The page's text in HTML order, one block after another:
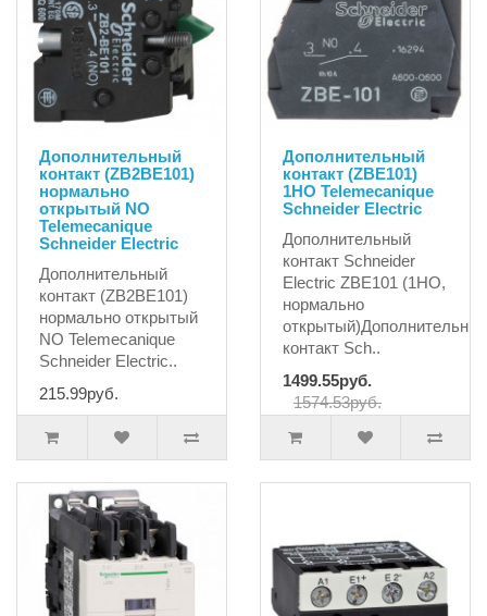
Дополнительный
контакт (ZB2BE101)
нормально
открытый NO
Telemecanique
Schneider Electric
Дополнительный
контакт (ZB2BE101)
нормально открытый
NO Telemecanique
Schneider Electric..
215.99руб.
Дополнительный
контакт (ZBE101)
1HO Telemecanique
Schneider Electric
Дополнительный
контакт Schneider
Electric ZBE101 (1НО,
нормально
контакт Sch..
1499.55руб.
1574.53руб.